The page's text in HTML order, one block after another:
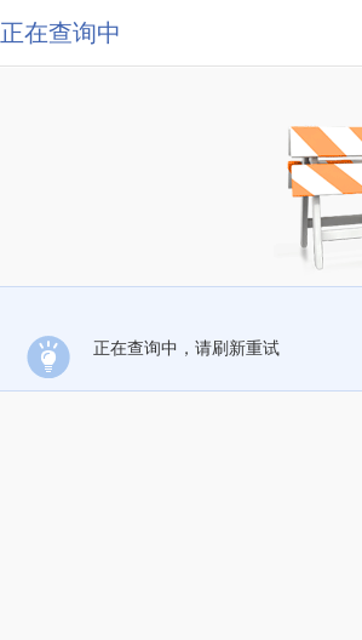
正在查询中
正在查询中，请刷新重试